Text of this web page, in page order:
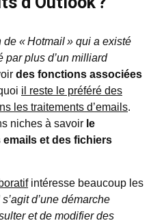
de «Hotmail» qui a existé
par plus d’un milliard
des fonctions associées
il reste le préféré des
les traitements d’emails.
niches à savoir le
et des fichiers
intéresse beaucoup les
s’agit d’une démarche
et de modifier des